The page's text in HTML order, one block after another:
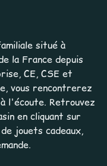
situé à
la France depuis
CE, CSE et
vous rencontrerez
l'écoute. Retrouvez
en cliquant sur
jouets cadeaux,